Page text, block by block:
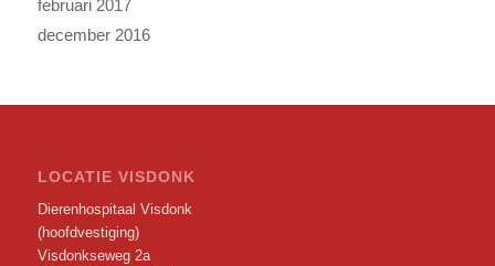
februari 2017
december 2016
LOCATIE VISDONK
Dierenhospitaal Visdonk
(hoofdvestiging)
Visdonkseweg 2a